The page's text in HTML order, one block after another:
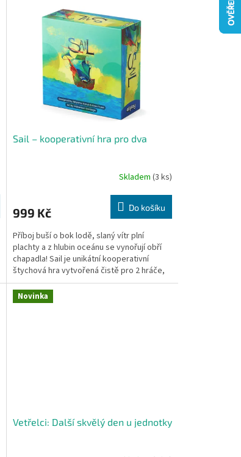
Sail – kooperativní hra pro dva
Skladem (3 ks)
999 Kč Do košíku
Příboj buší o bok lodě, slaný vítr plní
plachty a z hlubin oceánu se vynořují obří
chapadla! Sail je unikátní kooperativní
štychová hra vytvořená čistě pro 2 hráče,
ve které...
Novinka
Vetřelci: Další skvělý den u jednotky